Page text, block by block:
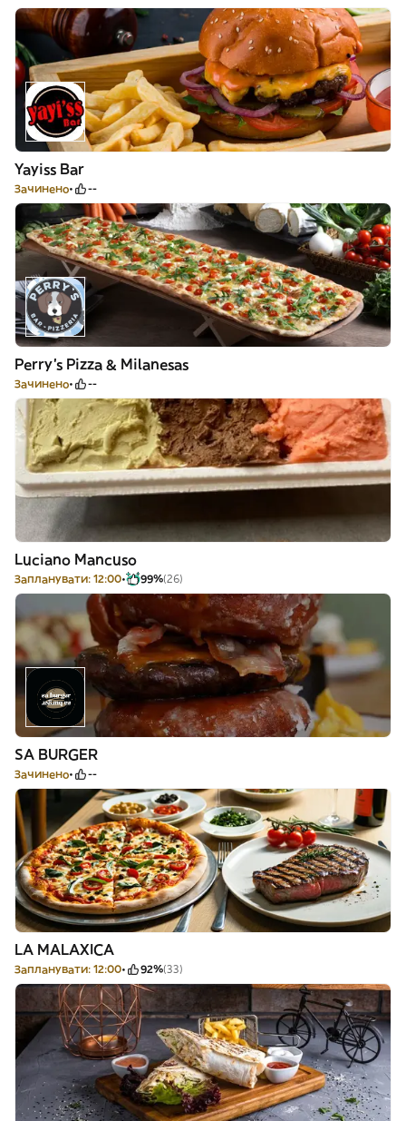
Yayiss Bar
Зачинено --
Perry's Pizza & Milanesas
Зачинено --
Luciano Mancuso
Запланувати: 12:00 99%(26)
SA BURGER
Зачинено --
LA MALAXICA
Запланувати: 12:00 92%(33)